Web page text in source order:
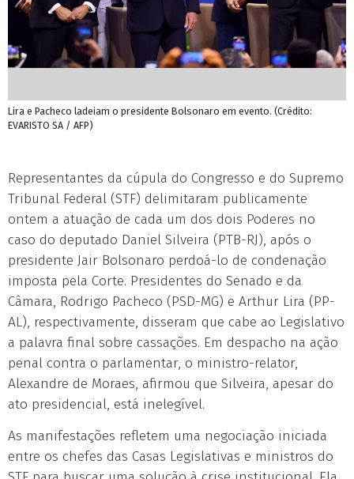
Lira e Pacheco ladeiam o presidente Bolsonaro em evento. (Crédito:
EVARISTO SA / AFP)
Representantes da cúpula do Congresso e do Supremo
Tribunal Federal (STF) delimitaram publicamente
ontem a atuação de cada um dos dois Poderes no
caso do deputado Daniel Silveira (PTB-RJ), após o
presidente Jair Bolsonaro perdoá-lo de condenação
imposta pela Corte. Presidentes do Senado e da
Câmara, Rodrigo Pacheco (PSD-MG) e Arthur Lira (PP-
AL), respectivamente, disseram que cabe ao Legislativo
a palavra final sobre cassações. Em despacho na ação
penal contra o parlamentar, o ministro-relator,
Alexandre de Moraes, afirmou que Silveira, apesar do
ato presidencial, está inelegível.
As manifestações refletem uma negociação iniciada
entre os chefes das Casas Legislativas e ministros do